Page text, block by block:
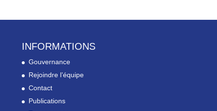
INFORMATIONS
Gouvernance
Rejoindre l’équipe
Contact
Publications